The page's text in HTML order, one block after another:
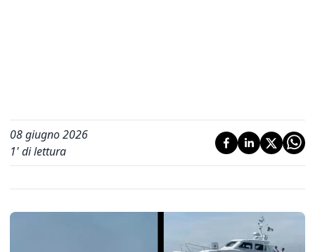
08 giugno 2026
1' di lettura